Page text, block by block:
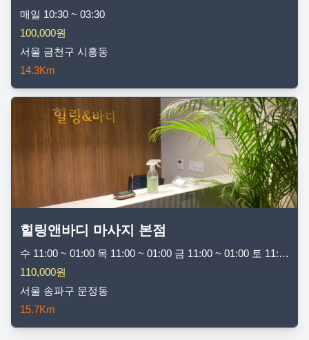
매일 10:30 ~ 03:30
100,000원
서울 금천구 시흥동
14.3Km
힐링앤바디 마사지 본점
수 11:00 ~ 01:00 목 11:00 ~ 01:00 금 11:00 ~ 01:00 토 11:00 ~ 01:00 일 11:00 ~ 01:00 월 11:00 ~ 01:00 화 11:00 ~ 01:00
110,000원
서울 송파구 문정동
15.7Km